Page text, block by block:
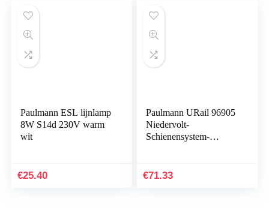
Paulmann ESL lijnlamp
8W S14d 230V warm
wit
€25.40
Paulmann URail 96905
Niedervolt-
Schienensystem-
€71.33